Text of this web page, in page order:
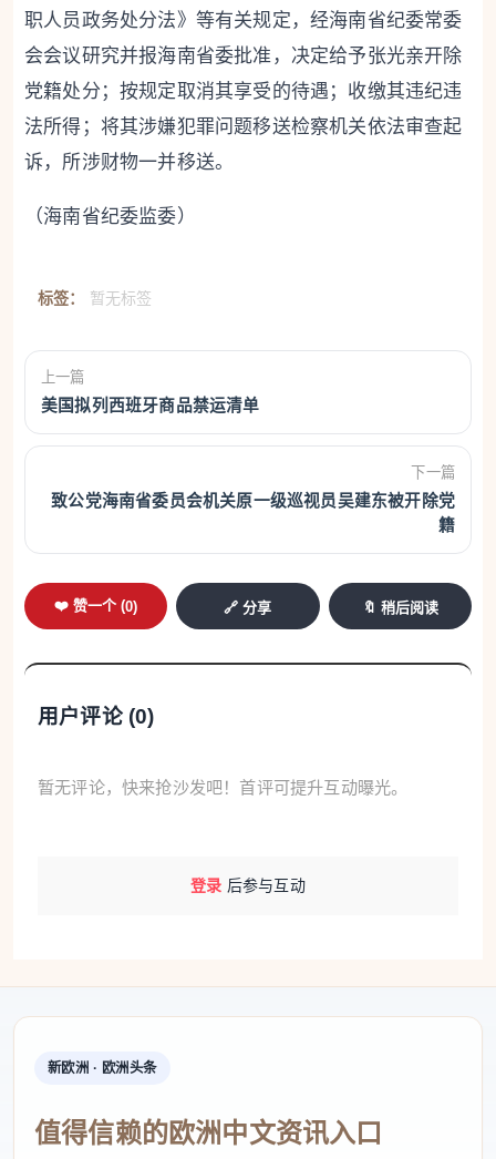
职人员政务处分法》等有关规定，经海南省纪委常委
会会议研究并报海南省委批准，决定给予张光亲开除
党籍处分；按规定取消其享受的待遇；收缴其违纪违
法所得；将其涉嫌犯罪问题移送检察机关依法审查起
诉，所涉财物一并移送。
（海南省纪委监委）
标签： 暂无标签
上一篇
美国拟列西班牙商品禁运清单
下一篇
致公党海南省委员会机关原一级巡视员吴建东被开除党
籍
❤️ 赞一个 (0) 🔗 分享 🔖 稍后阅读
用户评论 (0)
暂无评论，快来抢沙发吧！首评可提升互动曝光。
登录 后参与互动
新欧洲 · 欧洲头条
值得信赖的欧洲中文资讯入口